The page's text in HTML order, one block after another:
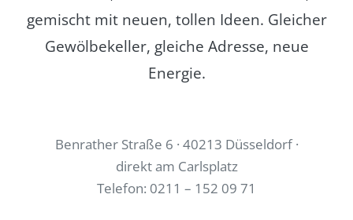
gemischt mit neuen, tollen Ideen. Gleicher
Gewölbekeller, gleiche Adresse, neue
Energie.
Benrather Straße 6 · 40213 Düsseldorf ·
direkt am Carlsplatz
Telefon: 0211 – 152 09 71